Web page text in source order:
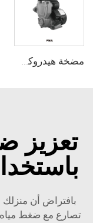
مضخة هيدروكس الدافعة الأوتوماتيكية - PMA
تعزيز
بافتراض أن منزلك
تصارع مع ضغط